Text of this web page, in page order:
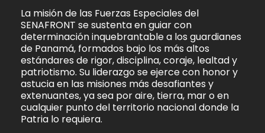
La misión de las Fuerzas Especiales del
SENAFRONT se sustenta en guiar con
determinación inquebrantable a los guardianes
de Panamá, formados bajo los más altos
estándares de rigor, disciplina, coraje, lealtad y
patriotismo. Su liderazgo se ejerce con honor y
astucia en las misiones más desafiantes y
extenuantes, ya sea por aire, tierra, mar o en
cualquier punto del territorio nacional donde la
Patria lo requiera.